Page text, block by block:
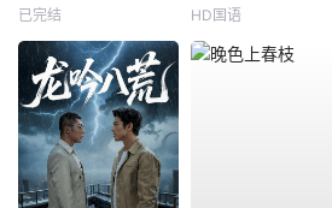
已完结 HD国语